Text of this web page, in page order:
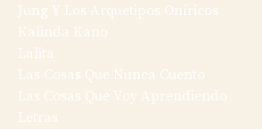
Jung Y Los Arquetipos Oníricos
Kalinda Kano
Lalita
Las Cosas Que Nunca Cuento
Las Cosas Que Voy Aprendiendo
Letras